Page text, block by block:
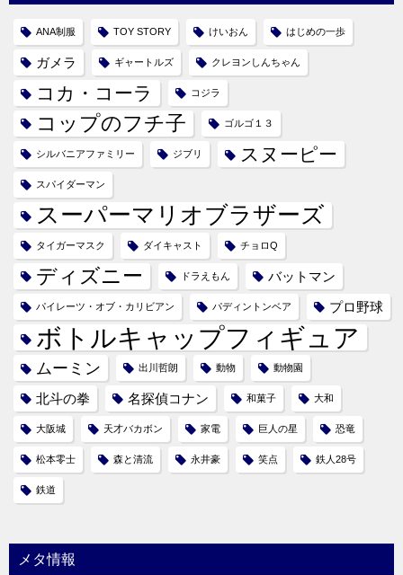
ANA制服 TOY STORY けいおん はじめの一歩
ガメラ ギャートルズ クレヨンしんちゃん
コカ・コーラ コジラ
コップのフチ子 ゴルゴ１３
シルバニアファミリー ジブリ スヌーピー
スパイダーマン
スーパーマリオブラザーズ
タイガーマスク ダイキャスト チョロQ
ディズニー ドラえもん バットマン
パイレーツ・オブ・カリビアン パディントンベア プロ野球
ボトルキャップフィギュア
ムーミン 出川哲朗 動物 動物園
北斗の拳 名探偵コナン 和菓子 大和
大阪城 天才バカボン 家電 巨人の星 恐竜
松本零士 森と清流 永井豪 笑点 鉄人28号
鉄道
メタ情報